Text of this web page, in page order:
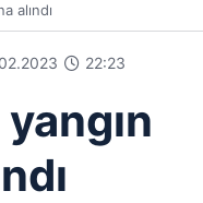
alındı
22:23